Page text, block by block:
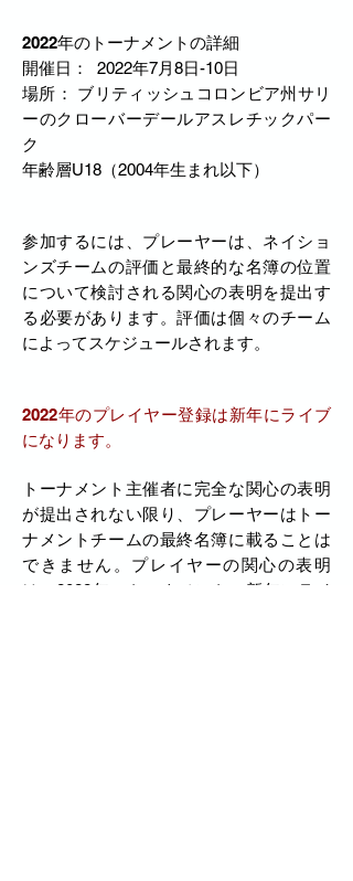
2022年のトーナメントの詳細
開催日：
2022年7月8日-10日
場所：
ブリティッシュコロンビア州サリ
ーのクローバーデールアスレチックパー
ク
年齢層U18（2004年生まれ以下）
参加するには、プレーヤーは、ネイショ
ンズチームの評価と最終的な名簿の位置
について検討される関心の表明を提出す
る必要があります。評価は個々のチーム
によってスケジュールされます。
2022年のプレイヤー登録は新年にライブ
になります。
トーナメント主催者に完全な関心の表明
が提出されない限り、プレーヤーはトー
ナメントチームの最終名簿に載ることは
できません。プレイヤーの関心の表明
は、2022年のトーナメントの新年にライ